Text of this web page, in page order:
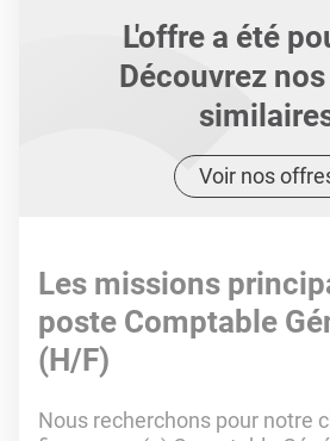
L'offre a été
Découvrez
Voir nos
Les missions
poste Comptable
(H/F)
Nous recherchons pour notre